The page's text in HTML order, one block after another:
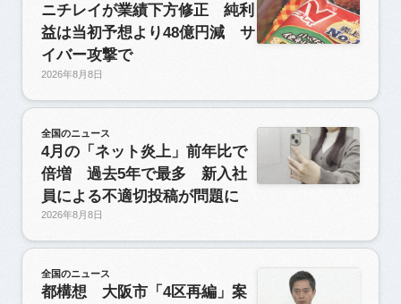
ニチレイが業績下方修正 純利
益は当初予想より48億円減 サ
イバー攻撃で
2026年8月8日
全国のニュース
4月の「ネット炎上」前年比で
倍増 過去5年で最多 新入社
員による不適切投稿が問題に
2026年8月8日
全国のニュース
都構想 大阪市「4区再編」案